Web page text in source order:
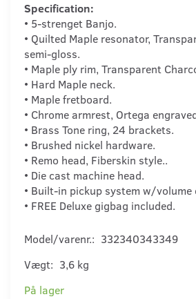
Specification:
• 5-strenget Banjo.
• Quilted Maple resonator,
semi-gloss.
• Maple ply rim, Transparent
• Hard Maple neck.
• Maple fretboard.
• Chrome armrest, Ortega
• Brass Tone ring, 24 brackets.
• Brushed nickel hardware.
• Remo head, Fiberskin style..
• Die cast machine head.
• Built-in pickup system w/volume
• FREE Deluxe gigbag included.
Model/varenr.: 332340343349
Vægt: 3,6 kg
På lager